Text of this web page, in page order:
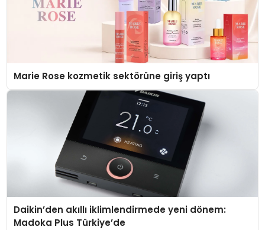
Marie Rose kozmetik sektörüne giriş yaptı
Daikin’den akıllı iklimlendirmede yeni dönem:
Madoka Plus Türkiye’de